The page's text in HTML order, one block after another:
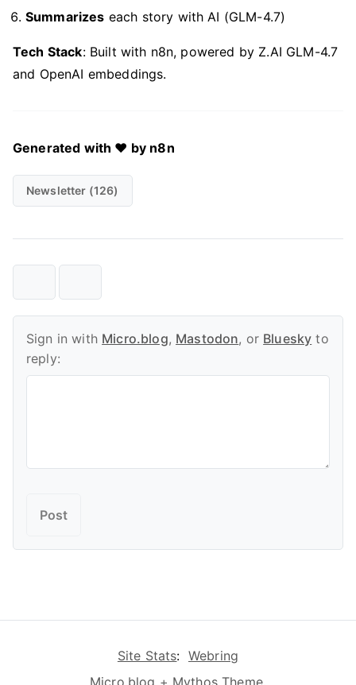
Summarizes each story with AI (GLM-4.7)
Tech Stack: Built with n8n, powered by Z.AI GLM-4.7
and OpenAI embeddings.
Generated with ❤️ by n8n
Newsletter (126)
Sign in with Micro.blog, Mastodon, or Bluesky to
reply:
Site Stats: Webring
Micro.blog + Mythos Theme.